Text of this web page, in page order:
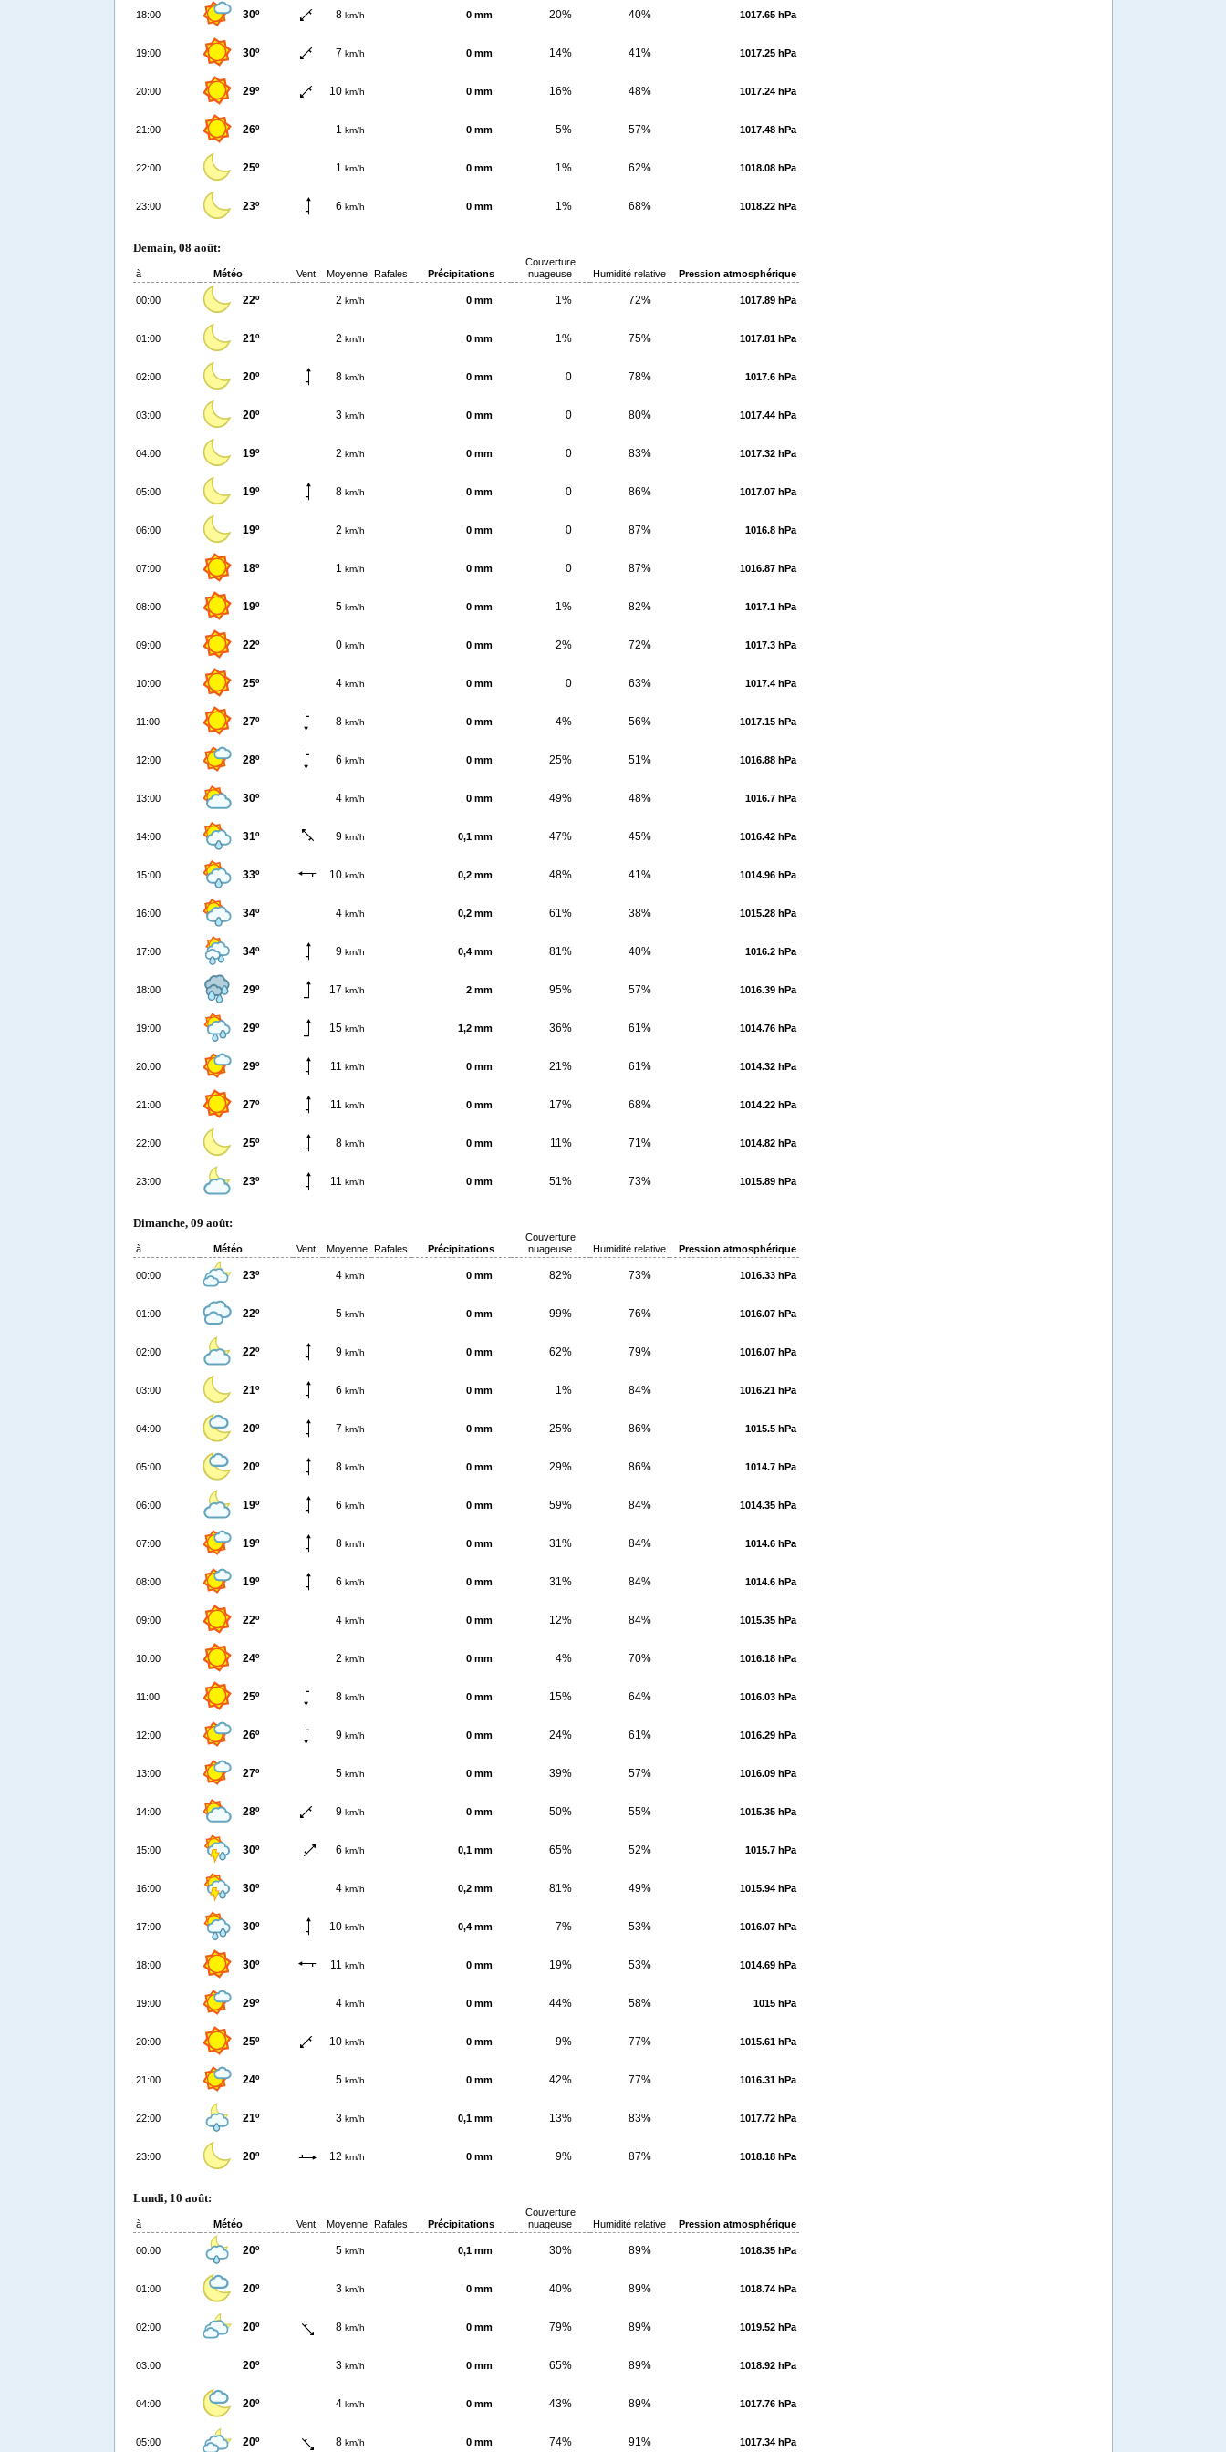
18:00 30º 8 km/h 0 mm 20% 40% 1017.65 hPa
19:00 30º 7 km/h 0 mm 14% 41% 1017.25 hPa
20:00 29º 10 km/h 0 mm 16% 48% 1017.24 hPa
21:00 26º 1 km/h 0 mm 5% 57% 1017.48 hPa
22:00 25º 1 km/h 0 mm 1% 62% 1018.08 hPa
23:00 23º 6 km/h 0 mm 1% 68% 1018.22 hPa
Demain, 08 août:
à Météo Vent: Moyenne Rafales Précipitations
Couverture
nuageuse
Humidité relative Pression atmosphérique
00:00 22º 2 km/h 0 mm 1% 72% 1017.89 hPa
01:00 21º 2 km/h 0 mm 1% 75% 1017.81 hPa
02:00 20º 8 km/h 0 mm 0 78% 1017.6 hPa
03:00 20º 3 km/h 0 mm 0 80% 1017.44 hPa
04:00 19º 2 km/h 0 mm 0 83% 1017.32 hPa
05:00 19º 8 km/h 0 mm 0 86% 1017.07 hPa
06:00 19º 2 km/h 0 mm 0 87% 1016.8 hPa
07:00 18º 1 km/h 0 mm 0 87% 1016.87 hPa
08:00 19º 5 km/h 0 mm 1% 82% 1017.1 hPa
09:00 22º 0 km/h 0 mm 2% 72% 1017.3 hPa
10:00 25º 4 km/h 0 mm 0 63% 1017.4 hPa
11:00 27º 8 km/h 0 mm 4% 56% 1017.15 hPa
12:00 28º 6 km/h 0 mm 25% 51% 1016.88 hPa
13:00 30º 4 km/h 0 mm 49% 48% 1016.7 hPa
14:00 31º 9 km/h 0,1 mm 47% 45% 1016.42 hPa
15:00 33º 10 km/h 0,2 mm 48% 41% 1014.96 hPa
16:00 34º 4 km/h 0,2 mm 61% 38% 1015.28 hPa
17:00 34º 9 km/h 0,4 mm 81% 40% 1016.2 hPa
18:00 29º 17 km/h 2 mm 95% 57% 1016.39 hPa
19:00 29º 15 km/h 1,2 mm 36% 61% 1014.76 hPa
20:00 29º 11 km/h 0 mm 21% 61% 1014.32 hPa
21:00 27º 11 km/h 0 mm 17% 68% 1014.22 hPa
22:00 25º 8 km/h 0 mm 11% 71% 1014.82 hPa
23:00 23º 11 km/h 0 mm 51% 73% 1015.89 hPa
Dimanche, 09 août:
à Météo Vent: Moyenne Rafales Précipitations
Couverture
nuageuse
Humidité relative Pression atmosphérique
00:00 23º 4 km/h 0 mm 82% 73% 1016.33 hPa
01:00 22º 5 km/h 0 mm 99% 76% 1016.07 hPa
02:00 22º 9 km/h 0 mm 62% 79% 1016.07 hPa
03:00 21º 6 km/h 0 mm 1% 84% 1016.21 hPa
04:00 20º 7 km/h 0 mm 25% 86% 1015.5 hPa
05:00 20º 8 km/h 0 mm 29% 86% 1014.7 hPa
06:00 19º 6 km/h 0 mm 59% 84% 1014.35 hPa
07:00 19º 8 km/h 0 mm 31% 84% 1014.6 hPa
08:00 19º 6 km/h 0 mm 31% 84% 1014.6 hPa
09:00 22º 4 km/h 0 mm 12% 84% 1015.35 hPa
10:00 24º 2 km/h 0 mm 4% 70% 1016.18 hPa
11:00 25º 8 km/h 0 mm 15% 64% 1016.03 hPa
12:00 26º 9 km/h 0 mm 24% 61% 1016.29 hPa
13:00 27º 5 km/h 0 mm 39% 57% 1016.09 hPa
14:00 28º 9 km/h 0 mm 50% 55% 1015.35 hPa
15:00 30º 6 km/h 0,1 mm 65% 52% 1015.7 hPa
16:00 30º 4 km/h 0,2 mm 81% 49% 1015.94 hPa
17:00 30º 10 km/h 0,4 mm 7% 53% 1016.07 hPa
18:00 30º 11 km/h 0 mm 19% 53% 1014.69 hPa
19:00 29º 4 km/h 0 mm 44% 58% 1015 hPa
20:00 25º 10 km/h 0 mm 9% 77% 1015.61 hPa
21:00 24º 5 km/h 0 mm 42% 77% 1016.31 hPa
22:00 21º 3 km/h 0,1 mm 13% 83% 1017.72 hPa
23:00 20º 12 km/h 0 mm 9% 87% 1018.18 hPa
Lundi, 10 août:
à Météo Vent: Moyenne Rafales Précipitations
Couverture
nuageuse
Humidité relative Pression atmosphérique
00:00 20º 5 km/h 0,1 mm 30% 89% 1018.35 hPa
01:00 20º 3 km/h 0 mm 40% 89% 1018.74 hPa
02:00 20º 8 km/h 0 mm 79% 89% 1019.52 hPa
03:00 20º 3 km/h 0 mm 65% 89% 1018.92 hPa
04:00 20º 4 km/h 0 mm 43% 89% 1017.76 hPa
05:00 20º 8 km/h 0 mm 74% 91% 1017.34 hPa